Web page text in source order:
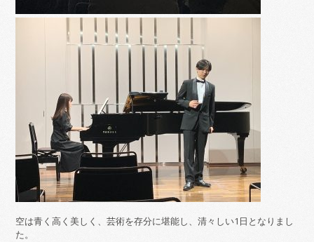
空は青く高く美しく、芸術を存分に堪能し、清々しい1日となりまし
た。